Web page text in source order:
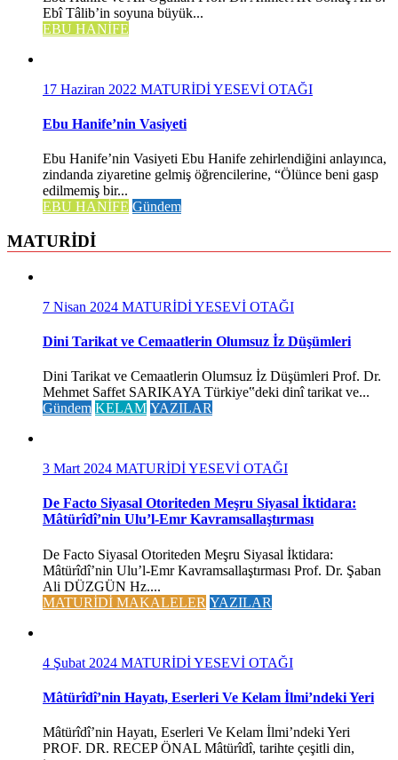
Ebî Tâlib’in soyuna büyük...
EBU HANİFE
17 Haziran 2022 MATURİDİ YESEVİ OTAĞI
Ebu Hanife’nin Vasiyeti
Ebu Hanife’nin Vasiyeti Ebu Hanife zehirlendiğini anlayınca,
zindanda ziyaretine gelmiş öğrencilerine, “Ölünce beni gasp
edilmemiş bir...
EBU HANİFE Gündem
MATURİDİ
7 Nisan 2024 MATURİDİ YESEVİ OTAĞI
Dini Tarikat ve Cemaatlerin Olumsuz İz Düşümleri
Dini Tarikat ve Cemaatlerin Olumsuz İz Düşümleri Prof. Dr.
Mehmet Saffet SARIKAYA Türkiye‟deki dinî tarikat ve...
Gündem KELAM YAZILAR
3 Mart 2024 MATURİDİ YESEVİ OTAĞI
De Facto Siyasal Otoriteden Meşru Siyasal İktidara:
Mâtürîdî’nin Ulu’l-Emr Kavramsallaştırması
De Facto Siyasal Otoriteden Meşru Siyasal İktidara:
Mâtürîdî’nin Ulu’l-Emr Kavramsallaştırması Prof. Dr. Şaban
Ali DÜZGÜN Hz....
MATURİDİ MAKALELER YAZILAR
4 Şubat 2024 MATURİDİ YESEVİ OTAĞI
Mâtürîdî’nin Hayatı, Eserleri Ve Kelam İlmi’ndeki Yeri
Mâtürîdî’nin Hayatı, Eserleri Ve Kelam İlmi’ndeki Yeri
PROF. DR. RECEP ÖNAL Mâtürîdî, tarihte çeşitli din,